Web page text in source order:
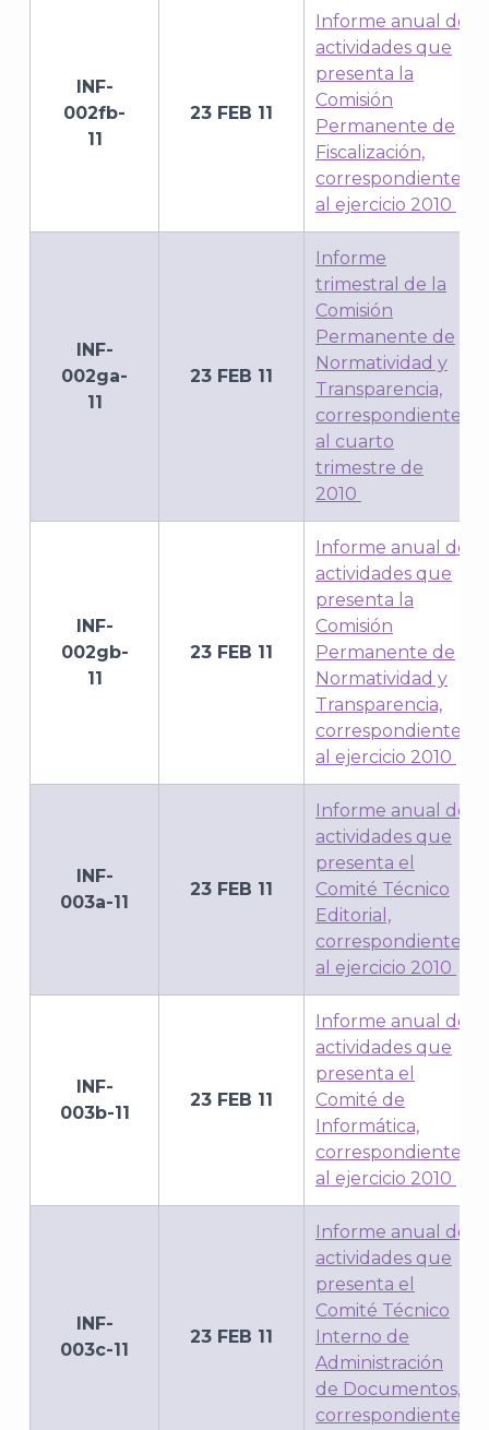
INF-
002fb-
11
23 FEB 11
Informe anual de
actividades que
presenta la
Comisión
Permanente de
Fiscalización,
correspondiente
al ejercicio 2010
INF-
002ga-
11
23 FEB 11
Informe
trimestral de la
Comisión
Permanente de
Normatividad y
Transparencia,
correspondiente
al cuarto
trimestre de
2010
INF-
002gb-
11
23 FEB 11
Informe anual de
actividades que
presenta la
Comisión
Permanente de
Normatividad y
Transparencia,
correspondiente
al ejercicio 2010
INF-
003a-11
23 FEB 11
Informe anual de
actividades que
presenta el
Comité Técnico
Editorial,
correspondiente
al ejercicio 2010
INF-
003b-11
23 FEB 11
Informe anual de
actividades que
presenta el
Comité de
Informática,
correspondiente
al ejercicio 2010
INF-
003c-11
23 FEB 11
Informe anual de
actividades que
presenta el
Comité Técnico
Interno de
Administración
de Documentos,
correspondiente